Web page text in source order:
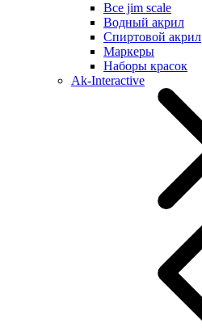
Все jim scale
Водный акрил
Спиртовой акрил
Маркеры
Наборы красок
Ak-Interactive